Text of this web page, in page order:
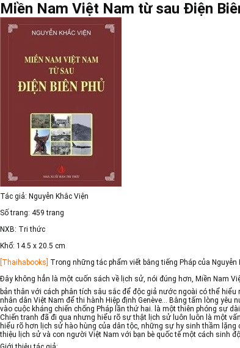
Miền Nam Việt Nam từ sau Điện
Tác giả: Nguyễn Khắc Viện
Số trang: 459 trang
NXB: Tri thức
Khổ: 14.5 x 20.5 cm
[Thaihabooks] Trong những tác phẩm viết bằng tiếng Pháp của
Đây không hẳn là một cuốn sách về lịch sử, nói đúng hơn, Miền Nam
bản thân với cách phân tích sâu sắc để độc giả nước ngoài có thể
nhân dân Việt Nam để thi hành Hiệp định Genève… Bằng tấm lòng
vào cuộc kháng chiến chống Pháp lần thứ hai. là một thiên phóng sự
Chiến tranh đã đi qua nhưng hiểu rõ sự thật lịch sử luôn luôn là một
hiểu rõ hơn lịch sử hào hùng của dân tộc, những sự hy sinh thầm lặng
thiệu lịch sử và con người Việt Nam với bạn bè quốc tế một cách sinh